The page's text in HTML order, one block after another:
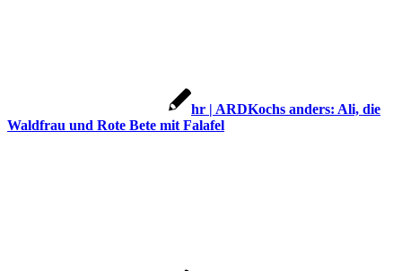
hr | ARDKochs anders: Ali, die
Waldfrau und Rote Bete mit Falafel